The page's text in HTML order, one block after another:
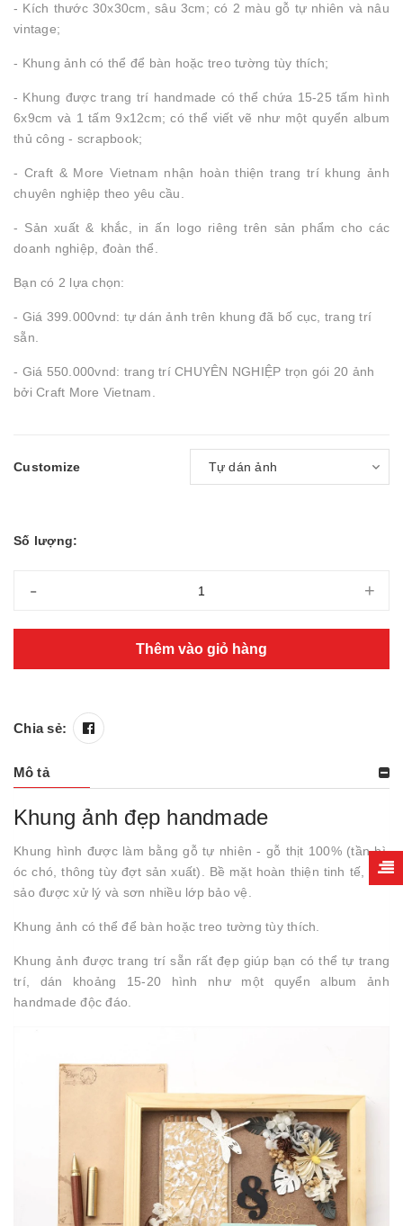
- Kích thước 30x30cm, sâu 3cm; có 2 màu gỗ tự nhiên và nâu
vintage;
- Khung ảnh có thể để bàn hoặc treo tường tùy thích;
- Khung được trang trí handmade có thể chứa 15-25 tấm hình
6x9cm và 1 tấm 9x12cm; có thể viết vẽ như một quyển album
thủ công - scrapbook;
- Craft & More Vietnam nhận hoàn thiện trang trí khung ảnh
chuyên nghiệp theo yêu cầu.
- Sản xuất & khắc, in ấn logo riêng trên sản phẩm cho các
doanh nghiệp, đoàn thể.
Bạn có 2 lựa chọn:
- Giá 399.000vnd: tự dán ảnh trên khung đã bố cục, trang trí
sẵn.
- Giá 550.000vnd: trang trí CHUYÊN NGHIỆP trọn gói 20 ảnh
bởi Craft More Vietnam.
Customize
Số lượng:
- +
Thêm vào giỏ hàng
Chia sẻ:
Mô tả
Khung ảnh đẹp handmade
Khung hình được làm bằng gỗ tự nhiên - gỗ thịt 100% (tần bì,
óc chó, thông tùy đợt sản xuất). Bề mặt hoàn thiện tinh tế, sắc
sảo được xử lý và sơn nhiều lớp bảo vệ.
Khung ảnh có thể để bàn hoặc treo tường tùy thích.
Khung ảnh được trang trí sẵn rất đẹp giúp bạn có thể tự trang
trí, dán khoảng 15-20 hình như một quyển album ảnh
handmade độc đáo.